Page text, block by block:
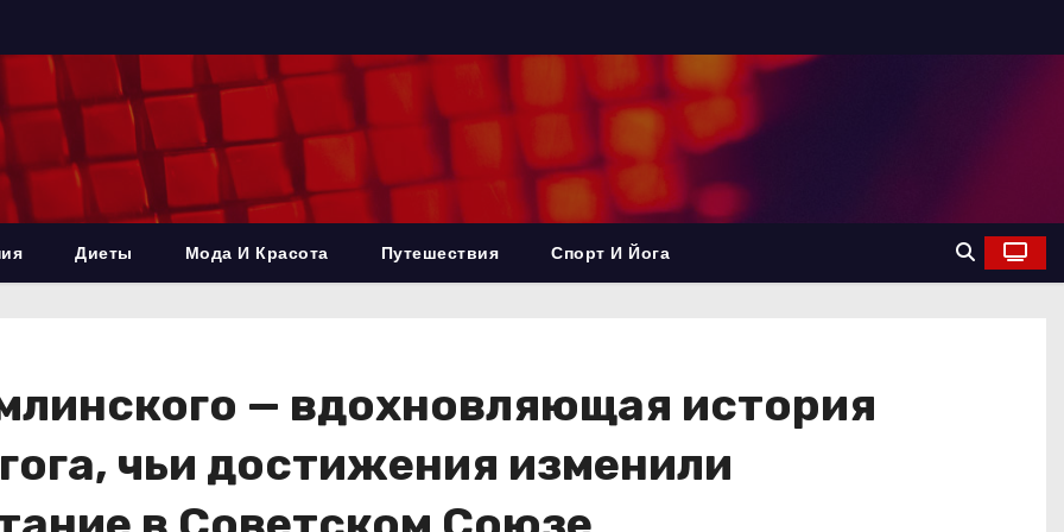
Диеты Мода И Красота Путешествия Спорт И Йога
— вдохновляющая история
чьи достижения изменили